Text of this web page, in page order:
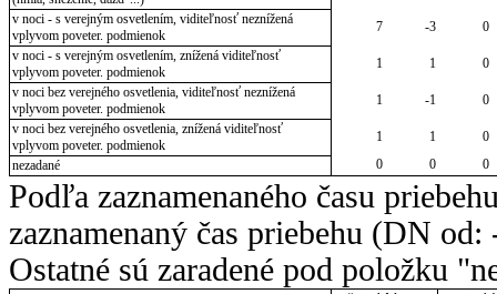
v noci - s verejným osvetlením, viditeľnosť neznížená
vplyvom poveter. podmienok
7 -3
0
v noci - s verejným osvetlením, znížená viditeľnosť
vplyvom poveter. podmienok
1 1
0
v noci bez verejného osvetlenia, viditeľnosť neznížená
vplyvom poveter. podmienok
1 -1
0
v noci bez verejného osvetlenia, znížená viditeľnosť
vplyvom poveter. podmienok
1 1
0
nezadané
0 0 0
Podľa zaznamenaného času
zaznamenaný čas priebehu (DN
Ostatné sú zaradené pod položku